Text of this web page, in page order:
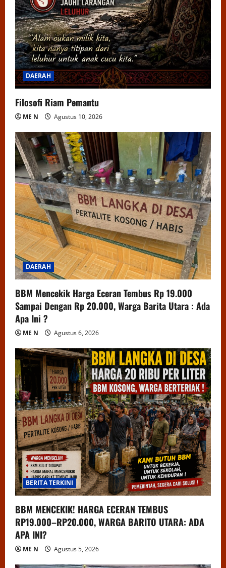
DAERAH
Filosofi Riam Pemantu
ME N Agustus 10, 2026
DAERAH
BBM Mencekik Harga Eceran Tembus Rp 19.000
Sampai Dengan Rp 20.000, Warga Barita Utara : Ada
Apa Ini ?
ME N Agustus 6, 2026
BERITA TERKINI
BBM MENCEKIK! HARGA ECERAN TEMBUS
RP19.000–RP20.000, WARGA BARITO UTARA: ADA
APA INI?
ME N Agustus 5, 2026